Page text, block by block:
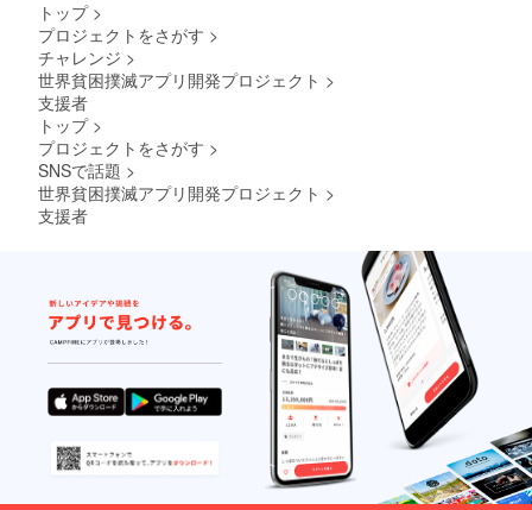
トップ >
プロジェクトをさがす >
チャレンジ >
世界貧困撲滅アプリ開発プロジェクト >
支援者
トップ >
プロジェクトをさがす >
SNSで話題 >
世界貧困撲滅アプリ開発プロジェクト >
支援者